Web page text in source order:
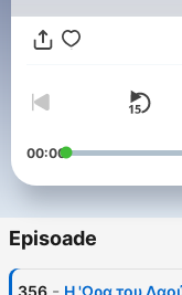
#Parapolitika
#ParapolitikaPodcasts
00:00
Episoade